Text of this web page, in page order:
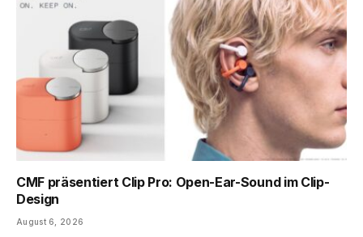
CMF präsentiert Clip Pro: Open-Ear-Sound im Clip-
Design
August 6, 2026